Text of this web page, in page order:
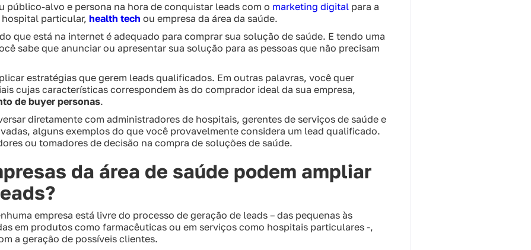
público-alvo e persona na hora de conquistar leads com o marketing digital para a
particular, health tech ou empresa da área da saúde.
que está na internet é adequado para comprar sua solução de saúde. E tendo uma
sabe que anunciar ou apresentar sua solução para as pessoas que não precisam
estratégias que gerem leads qualificados. Em outras palavras, você quer
cujas características correspondem às do comprador ideal da sua empresa,
de buyer personas.
diretamente com administradores de hospitais, gerentes de serviços de saúde e
alguns exemplos do que você provavelmente considera um lead qualificado.
ou tomadores de decisão na compra de soluções de saúde.
da área de saúde podem ampliar
empresa está livre do processo de geração de leads – das pequenas às
em produtos como farmacêuticas ou em serviços como hospitais particulares -,
a geração de possíveis clientes.